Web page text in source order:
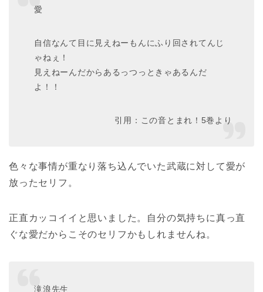
愛
自信なんて目に見えねーもんにふり回されてんじ
ゃねぇ！
見えねーんだからあるっつっときゃあるんだ
よ！！
引用：この音とまれ！5巻より
色々な事情が重なり落ち込んでいた武蔵に対して愛が
放ったセリフ。
正直カッコイイと思いました。自分の気持ちに真っ直
ぐな愛だからこそのセリフかもしれませんね。
滝浪先生